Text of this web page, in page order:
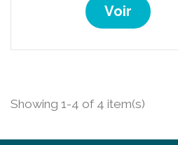
Voir
Showing 1-4 of 4 item(s)